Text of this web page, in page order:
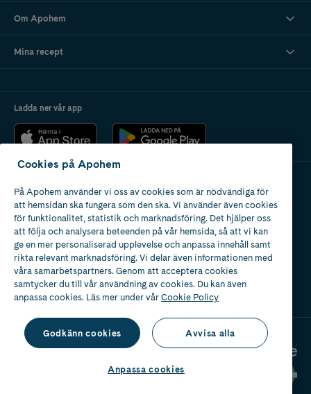
Om Apohem
Mina recept
Ladda ner vår app
Apotek med tillstånd
av Läkemedelsverket
Cookies på Apohem
På Apohem använder vi oss av cookies som är nödvändiga för
att hemsidan ska fungera som den ska. Vi använder även cookies
för funktionalitet, statistik och marknadsföring. Det hjälper oss
att följa och analysera beteenden på vår hemsida, så att vi kan
ge en mer personaliserad upplevelse och anpassa innehåll samt
rikta relevant marknadsföring. Vi delar även informationen med
våra samarbetspartners. Genom att acceptera cookies
samtycker du till vår användning av cookies. Du kan även
anpassa cookies. Läs mer under vårCookie Policy
Godkänn cookies Avvisa alla
Anpassa cookies